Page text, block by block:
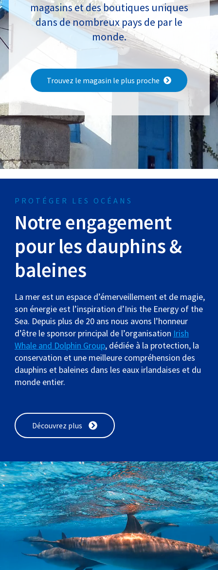
magasins et des boutiques uniques
dans de nombreux pays de par le
monde.
Trouvez le magasin le plus proche
PROTÉGER LES OCÉANS
Notre engagement
pour les dauphins &
baleines
La mer est un espace d’émerveillement et de magie,
son énergie est l’inspiration d’Inis the Energy of the
Sea. Depuis plus de 20 ans nous avons l’honneur
d’être le sponsor principal de l’organisation Irish
Whale and Dolphin Group, dédiée à la protection, la
conservation et une meilleure compréhension des
dauphins et baleines dans les eaux irlandaises et du
monde entier.
Découvrez plus